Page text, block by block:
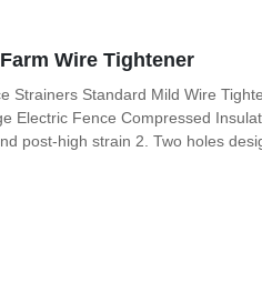
Wire Tightener
Strainers Standard Mild Wire
Electric Fence Compressed
post-high strain 2. Two holes